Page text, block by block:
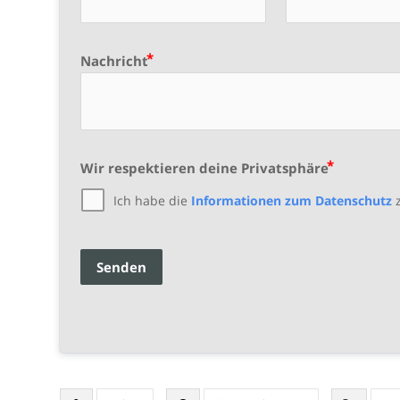
Nachricht
Wir respektieren deine Privatsphäre
Ich habe die Informationen zum Datenschutz
Senden